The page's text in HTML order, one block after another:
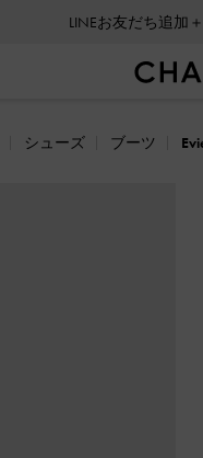
LINEお友だち追加
会員登録＋ニュース
シューズ ブーツ